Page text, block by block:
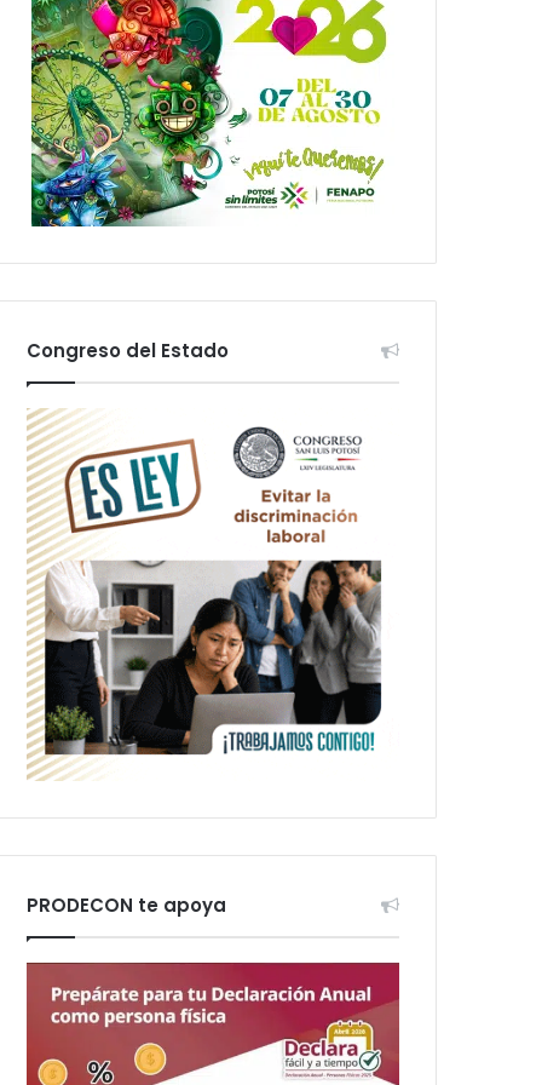
Congreso del Estado
PRODECON te apoya